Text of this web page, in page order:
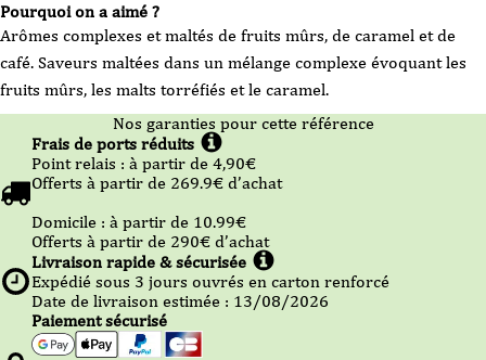
Pourquoi on a aimé ?
Arômes complexes et maltés de fruits mûrs, de caramel et de
café. Saveurs maltées dans un mélange complexe évoquant les
fruits mûrs, les malts torréfiés et le caramel.
Nos garanties pour cette référence
Frais de ports réduits
Point relais : à partir de 4,90€
Offerts à partir de 269.9€ d’achat
Domicile : à partir de 10.99€
Offerts à partir de 290€ d’achat
Livraison rapide & sécurisée
Expédié sous 3 jours ouvrés en carton renforcé
Date de livraison estimée : 13/08/2026
Paiement sécurisé